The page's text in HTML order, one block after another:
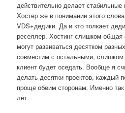
действительно делает
Хостер же в понимании этого
VDS+дедики. Да и кто толкает
реселлер. Хостинг слишком общая
могут развиваться десятком
совместим с остальными,
клиент будет оседать. Вообще я
делать десятки проектов, каждый
проще обеим сторонам. Именно
лет.